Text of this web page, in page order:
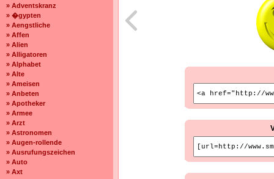
» Adventskranz
» �gypten
» Aengstliche
» Affen
» Alien
» Alligatoren
» Alphabet
» Alte
» Ameisen
» Anbeten
» Apotheker
» Armee
» Arzt
» Astronomen
» Augen-rollende
» Ausrufungszeichen
» Auto
» Axt